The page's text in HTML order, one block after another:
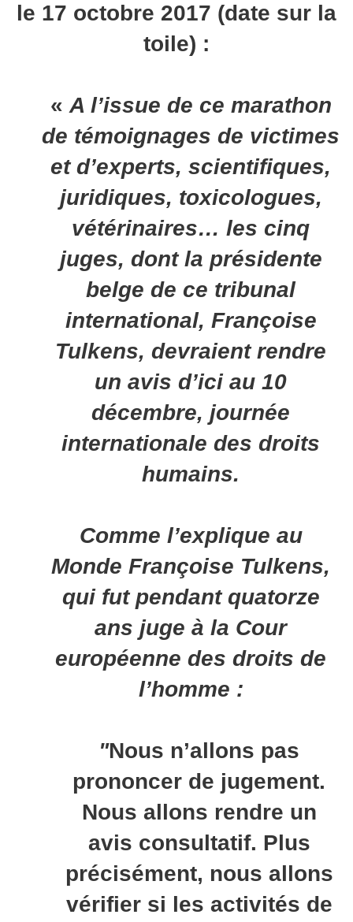
le 17 octobre 2017 (date sur la
toile) :
«A l’issue de ce marathon
de témoignages de victimes
et d’experts, scientifiques,
juridiques, toxicologues,
vétérinaires… les cinq
juges, dont la présidente
belge de ce tribunal
international, Françoise
Tulkens, devraient rendre
un avis d’ici au 10
décembre, journée
internationale des droits
humains.
Comme l’explique au
Monde Françoise Tulkens,
qui fut pendant quatorze
ans juge à la Cour
européenne des droits de
l’homme :
"Nous n’allons pas
prononcer de jugement.
Nous allons rendre un
avis consultatif. Plus
précisément, nous allons
vérifier si les activités de